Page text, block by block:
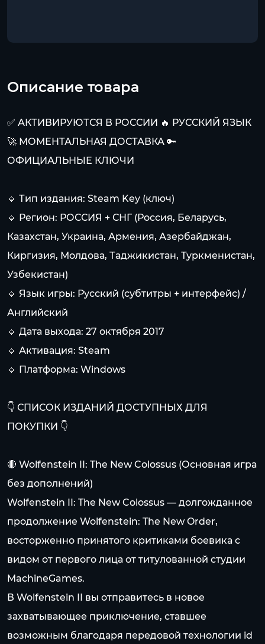
Описание товара
✅ АКТИВИРУЮТСЯ В РОССИИ 🔥 РУССКИЙ ЯЗЫК
🚀 МОМЕНТАЛЬНАЯ ДОСТАВКА 🔑
ОФИЦИАЛЬНЫЕ КЛЮЧИ
🔹 Тип издания: Steam Key (ключ)
🔹 Регион: РОССИЯ + СНГ (Россия, Беларусь,
Казахстан, Украина, Армения, Азербайджан,
Киргизия, Молдова, Таджикистан, Туркменистан,
Узбекистан)
🔹 Язык игры: Русский (субтитры + интерфейс) /
Английский
🔹 Дата выхода: 27 октября 2017
🔹 Активация: Steam
🔹 Платформа: Windows
👇 СПИСОК ИЗДАНИЙ ДОСТУПНЫХ ДЛЯ
ПОКУПКИ 👇
🔴 Wolfenstein II: The New Colossus (Основная игра
без дополнений)
Wolfenstein II: The New Colossus — долгожданное
продолжение Wolfenstein: The New Order,
восторженно принятого критиками боевика с
видом от первого лица от титулованной студии
MachineGames.
В Wolfenstein II вы отправитесь в новое
захватывающее приключение, ставшее
возможным благодаря передовой технологии id